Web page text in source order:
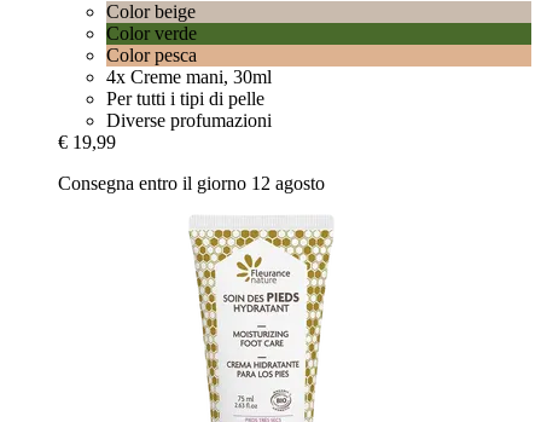
Color beige
Color verde
Color pesca
4x Creme mani, 30ml
Per tutti i tipi di pelle
Diverse profumazioni
€ 19,99
Consegna entro il giorno 12 agosto